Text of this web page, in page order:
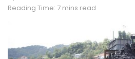
Reading Time: 7 mins read